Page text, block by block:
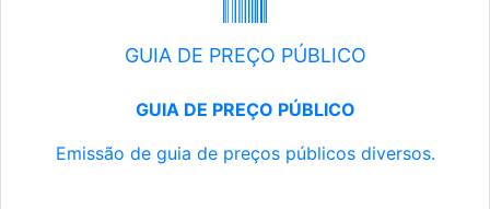
GUIA DE PREÇO PÚBLICO
GUIA DE PREÇO PÚBLICO
Emissão de guia de preços públicos diversos.